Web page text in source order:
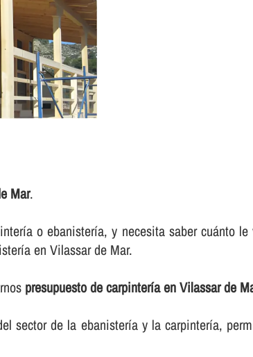
Mar.
o ebanisterí­a, y necesita saber cuánto
en Vilassar de Mar.
presupuesto de carpinterí­a en Vilassar de
sector de la ebanisterí­a y la carpinterí­a,